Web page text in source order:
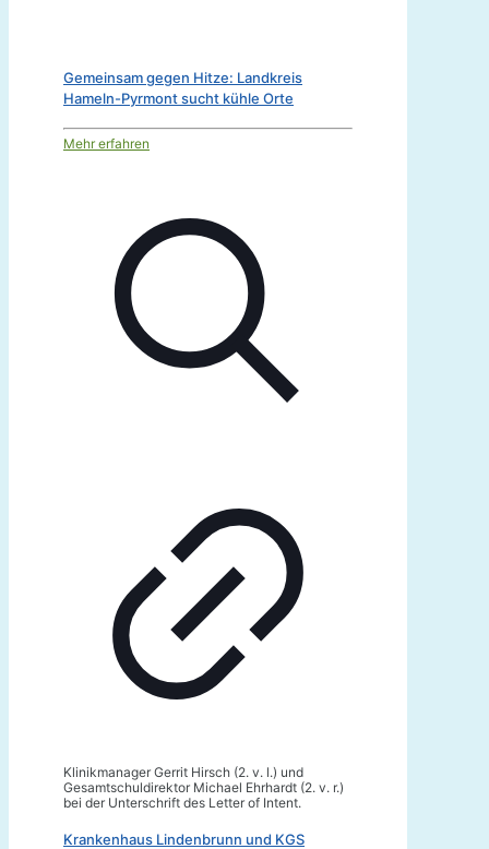
Gemeinsam gegen Hitze: Landkreis
Hameln-Pyrmont sucht kühle Orte
Mehr erfahren
Klinikmanager Gerrit Hirsch (2. v. l.) und
Gesamtschuldirektor Michael Ehrhardt (2. v. r.)
bei der Unterschrift des Letter of Intent.
Krankenhaus Lindenbrunn und KGS